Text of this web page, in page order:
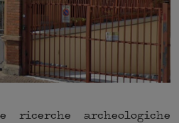
ricerche archeologiche